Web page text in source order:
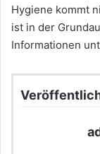
Hygiene kommt
ist in der
Informationen